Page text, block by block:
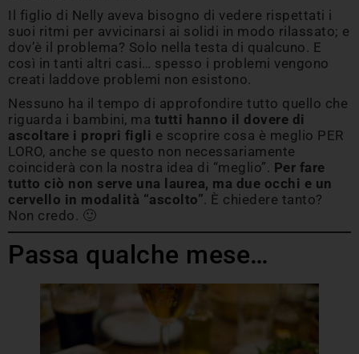
Il figlio di Nelly aveva bisogno di vedere rispettati i
suoi ritmi per avvicinarsi ai solidi in modo rilassato; e
dov’è il problema? Solo nella testa di qualcuno. E
così in tanti altri casi… spesso i problemi vengono
creati laddove problemi non esistono.
Nessuno ha il tempo di approfondire tutto quello che
riguarda i bambini, ma tutti hanno il dovere di
ascoltare i propri figli e scoprire cosa è meglio PER
LORO, anche se questo non necessariamente
coinciderà con la nostra idea di “meglio”. Per fare
tutto ciò non serve una laurea, ma due occhi e un
cervello in modalità “ascolto”. È chiedere tanto?
Non credo. 🙂
Passa qualche mese…